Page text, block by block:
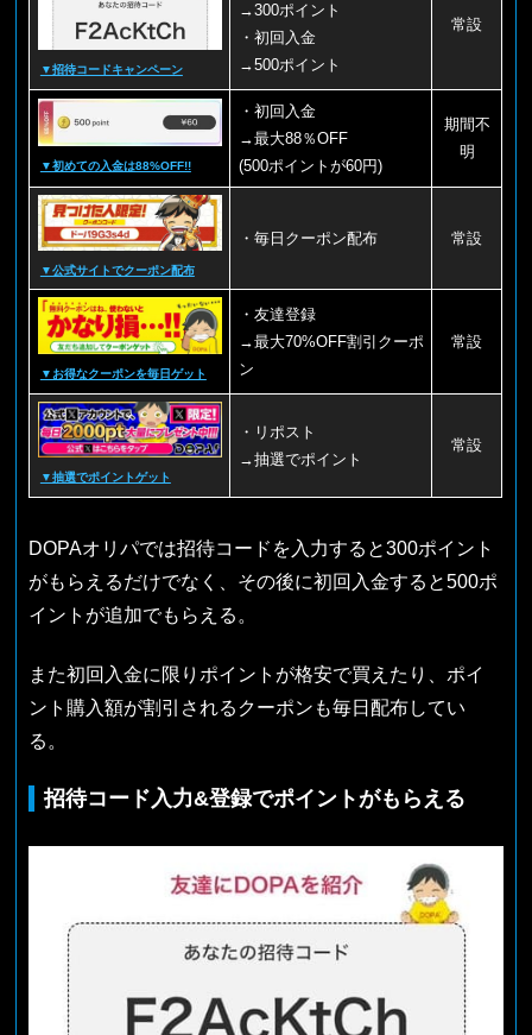
▼招待コードキャンペーン
→300ポイント
・初回入金
→500ポイント
常設
▼初めての入金は88%OFF!!
・初回入金
→最大88％OFF
(500ポイントが60円)
期間不
明
▼公式サイトでクーポン配布
・毎日クーポン配布 常設
▼お得なクーポンを毎日ゲット
・友達登録
→最大70%OFF割引クーポ
ン
常設
▼抽選でポイントゲット
・リポスト
→抽選でポイント
常設
DOPAオリパでは招待コードを入力すると300ポイント
がもらえるだけでなく、その後に初回入金すると500ポ
イントが追加でもらえる。
また初回入金に限りポイントが格安で買えたり、ポイ
ント購入額が割引されるクーポンも毎日配布してい
る。
招待コード入力&登録でポイントがもらえる